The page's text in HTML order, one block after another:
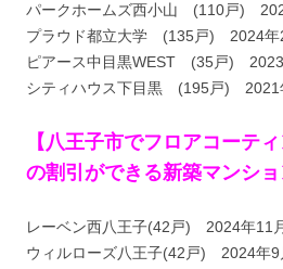
パークホームズ西小山 (110戸)
プラウド都立大学 (135戸) 2024年
ピアース中目黒WEST (35戸) 2023
シティハウス下目黒 (195戸) 2021
【八王子市でフロアコーテ
の割引ができる新築マンショ
レーベン西八王子(42戸) 2024年11
ウィルローズ八王子(42戸) 2024年9